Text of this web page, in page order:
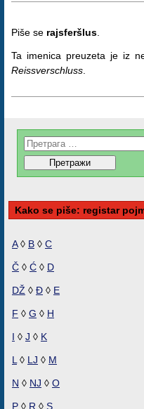
Piše se rajsferšlus
Ta imenica preuzeta je iz
Reissverschluss
Kako se piše: registar
A◊ B ◊ C
Č ◊ Ć ◊ D
DŽ ◊ Đ ◊ E
F ◊ G ◊ H
I ◊ J ◊ K
L ◊ LJ ◊ M
N ◊ NJ ◊ O
P ◊ R ◊ S